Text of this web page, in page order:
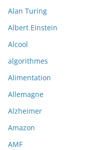
Alan Turing
Albert Einstein
Alcool
algorithmes
Alimentation
Allemagne
Alzheimer
Amazon
AMF